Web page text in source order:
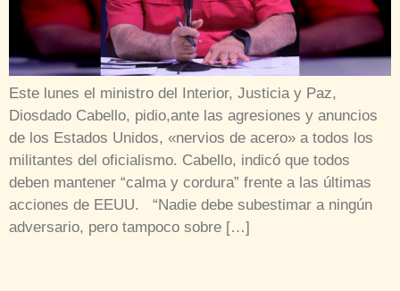
Este lunes el ministro del Interior, Justicia y Paz,
Diosdado Cabello, pidio,ante las agresiones y anuncios
de los Estados Unidos, «nervios de acero» a todos los
militantes del oficialismo. Cabello, indicó que todos
deben mantener “calma y cordura” frente a las últimas
acciones de EEUU. “Nadie debe subestimar a ningún
adversario, pero tampoco sobre […]